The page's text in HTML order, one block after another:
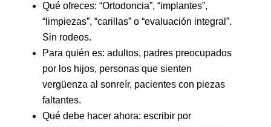
Qué ofreces: “Ortodoncia”, “implantes”,
“limpiezas”, “carillas” o “evaluación integral”.
Sin rodeos.
Para quién es: adultos, padres preocupados
por los hijos, personas que sienten
vergüenza al sonreír, pacientes con piezas
faltantes.
Qué debe hacer ahora: escribir por